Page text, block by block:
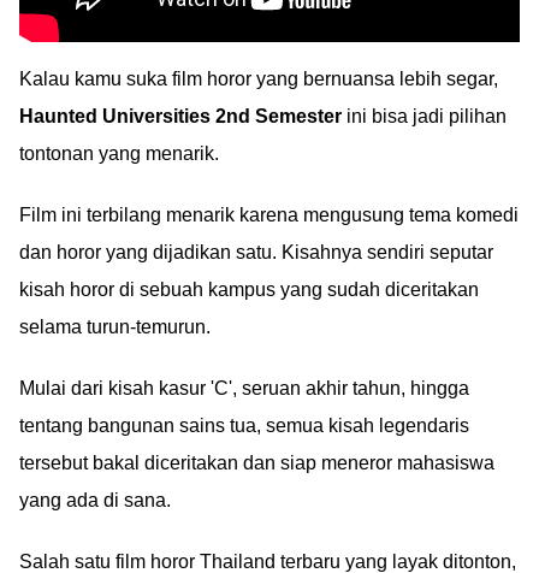
Kalau kamu suka film horor yang bernuansa lebih segar,
Haunted Universities 2nd Semester ini bisa jadi pilihan
tontonan yang menarik.
Film ini terbilang menarik karena mengusung tema komedi
dan horor yang dijadikan satu. Kisahnya sendiri seputar
kisah horor di sebuah kampus yang sudah diceritakan
selama turun-temurun.
Mulai dari kisah kasur 'C', seruan akhir tahun, hingga
tentang bangunan sains tua, semua kisah legendaris
tersebut bakal diceritakan dan siap meneror mahasiswa
yang ada di sana.
Salah satu film horor Thailand terbaru yang layak ditonton,